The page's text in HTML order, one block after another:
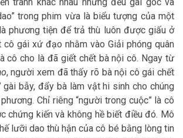
trong phim vừa là biểu tượng của một
phương tiện để trả thù luôn được giấu ở
cô gái xứ đạo nhằm vào Giải phóng quân
cô cho là đã giết chết bà nội cô. Ngay từ
, người xem đã thấy rõ bà nội cô gái chết
gài bẫy, đẩy bà làm vật hi sinh cho chúng
Chỉ riêng “người trong cuộc” là cô
chứng kiến và không hề biết điều đó. Mô
lưỡi dao thù hận của cô bé bằng lòng tin